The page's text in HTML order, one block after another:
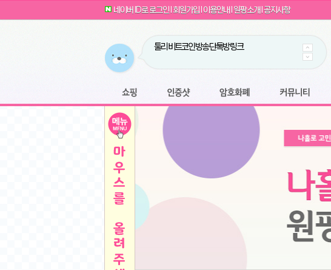
네이버 ID로 로그인 회원가입 이용안내 원팡소개 공지사항
귀여운 토끼 팡이 이모티콘 출시 안내
원팡 쇼핑몰을 오픈하였습니다.
전자여자 친구 기능을 도입하였습니다.
툴리 도네이션 전자여친 + 후원하기 *2
모바일 페이지를 오픈하였습니다.
스티커 기능을 새롭게 오픈 하였습니다.
원팡 오픈 기념! 문화상품권 증정 이벤트
인증샷
빠
G전자 2024 그램17 17ZD90SU-GX56K WIN11 16GB램 -
카누 캡슐커피 돌체구스토 호환 캡슐 6종 48개입 골라담기 - 원팡
농협안심한우 암소 1등급 이상 등심 1kg - 원팡
당도선별과 고당도 제주 레드향 1.5kg 소과 외 로얄과 - 원팡
버거킹 불고기와퍼+콜라R+너겟킹4조각
마타스튜디오 T1 태블릿 침대 거치대 스텐드 - 원팡
Sobergo 스마트 윈도우 로봇 청소기 3세대 6.2cm 울트라 슬
아메리칸스탠다드 아쿠아2 비데 IPX7 방수 필터없는 직수형 건조
방수 비데 FULL스텐노즐 IPX5 방수형 전자식비데 코나에코홈
QCY Crossky C50 오픈 이어 블루투스 이어폰
MUCAI 휴대용 14인치 포터블 디스플레이
LG전자 울트라PC 15U50T-GR3CK